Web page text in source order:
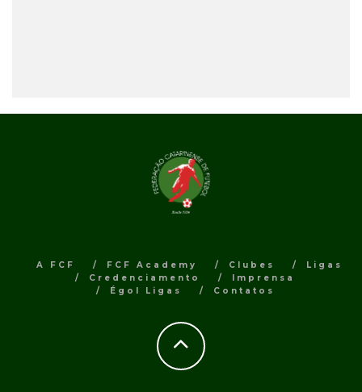
A FCF FCF Academy Clubes
Ligas
Credenciamento
Imprensa
Égol Ligas
Contatos